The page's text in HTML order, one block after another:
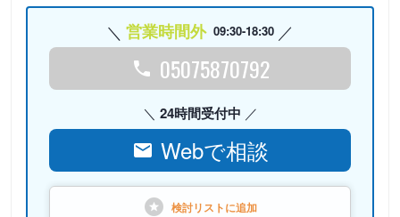
営業時間外 09:30-18:30
05075870792
24時間受付中
Webで相談
検討リストに追加